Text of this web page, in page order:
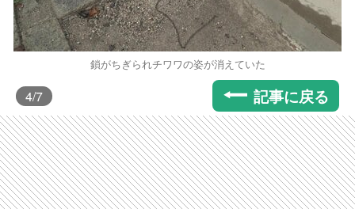
鎖がちぎられチワワの姿が消えていた
4/7 記事に戻る